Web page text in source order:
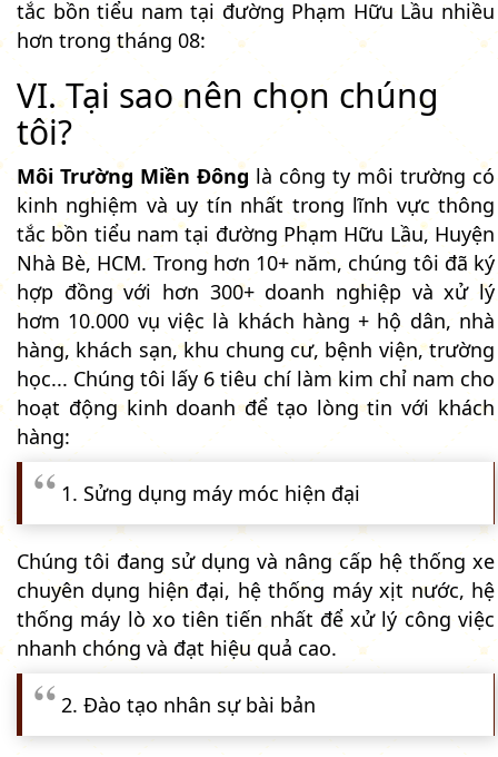
tắc bồn tiểu nam tại đường Phạm Hữu Lầu nhiều
hơn trong tháng 08:
VI. Tại sao nên chọn chúng
tôi?
Môi Trường Miền Đông là công ty môi trường có
kinh nghiệm và uy tín nhất trong lĩnh vực thông
tắc bồn tiểu nam tại đường Phạm Hữu Lầu, Huyện
Nhà Bè, HCM. Trong hơn 10+ năm, chúng tôi đã ký
hợp đồng với hơn 300+ doanh nghiệp và xử lý
hơm 10.000 vụ việc là khách hàng + hộ dân, nhà
hàng, khách sạn, khu chung cư, bệnh viện, trường
học... Chúng tôi lấy 6 tiêu chí làm kim chỉ nam cho
hoạt động kinh doanh để tạo lòng tin với khách
hàng:
1. Sửng dụng máy móc hiện đại
Chúng tôi đang sử dụng và nâng cấp hệ thống xe
chuyên dụng hiện đại, hệ thống máy xịt nước, hệ
thống máy lò xo tiên tiến nhất để xử lý công việc
nhanh chóng và đạt hiệu quả cao.
2. Đào tạo nhân sự bài bản